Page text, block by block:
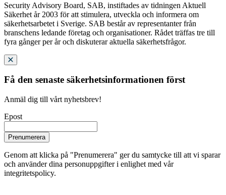
Security Advisory Board, SAB, instiftades av tidningen Aktuell
Säkerhet år 2003 för att stimulera, utveckla och informera om
säkerhetsarbetet i Sverige. SAB består av representanter från
branschens ledande företag och organisationer. Rådet träffas tre till
fyra gånger per år och diskuterar aktuella säkerhetsfrågor.
Få den senaste säkerhetsinformationen först
Anmäl dig till vårt nyhetsbrev!
Epost
Prenumerera
Genom att klicka på "Prenumerera" ger du samtycke till att vi sparar
och använder dina personuppgifter i enlighet med vår
integritetspolicy.